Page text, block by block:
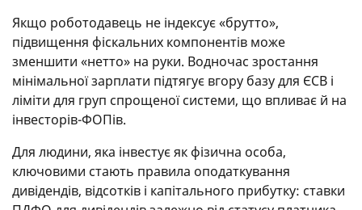
Якщо роботодавець не індексує «брутто»,
підвищення фіскальних компонентів може
зменшити «нетто» на руки. Водночас зростання
мінімальної зарплати підтягує вгору базу для ЄСВ і
ліміти для груп спрощеної системи, що впливає й на
інвесторів-ФОПів.
Для людини, яка інвестує як фізична особа,
ключовими стають правила оподаткування
дивідендів, відсотків і капітального прибутку: ставки